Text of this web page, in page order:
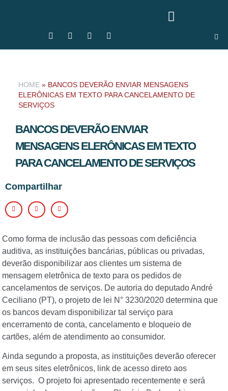
HOME » BANCOS DEVERÃO ENVIAR MENSAGENS
ELERÔNICAS EM TEXTO PARA CANCELAMENTO DE
SERVIÇOS
BANCOS DEVERÃO ENVIAR
MENSAGENS ELERÔNICAS EM TEXTO
PARA CANCELAMENTO DE SERVIÇOS
Compartilhar
Como forma de inclusão das pessoas com deficiência
auditiva, as instituições bancárias, públicas ou privadas,
deverão disponibilizar aos clientes um sistema de
mensagem eletrônica de texto para os pedidos de
cancelamentos de serviços. De autoria do deputado André
Ceciliano (PT), o projeto de lei N° 3230/2020 determina que
os bancos devam disponibilizar tal serviço para
encerramento de conta, cancelamento e bloqueio de
cartões, além de atendimento ao consumidor.
Ainda segundo a proposta, as instituições deverão oferecer
em seus sites eletrônicos, link de acesso direto aos
serviços. O projeto foi apresentado recentemente e será